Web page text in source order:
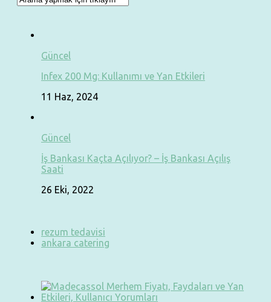
Güncel
Infex 200 Mg: Kullanımı ve Yan Etkileri
11 Haz, 2024
Güncel
İş Bankası Kaçta Açılıyor? – İş Bankası Açılış
Saati
26 Eki, 2022
rezum tedavisi
ankara catering